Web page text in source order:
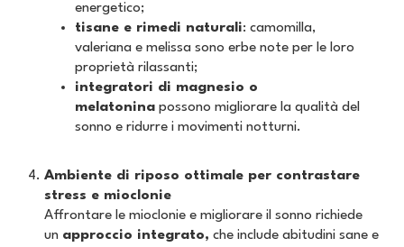
energetico;
tisane e rimedi naturali: camomilla,
valeriana e melissa sono erbe note per le loro
proprietà rilassanti;
integratori di magnesio o
melatonina possono migliorare la qualità del
sonno e ridurre i movimenti notturni.
Ambiente di riposo ottimale per contrastare
stress e mioclonie
Affrontare le mioclonie e migliorare il sonno richiede
un approccio integrato, che include abitudini sane e